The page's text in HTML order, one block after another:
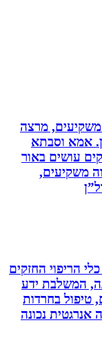
מרצה
וסבתא
באור
החזקים
כ-18 שנה, המשלבת ידע
בחרדות
נכונה